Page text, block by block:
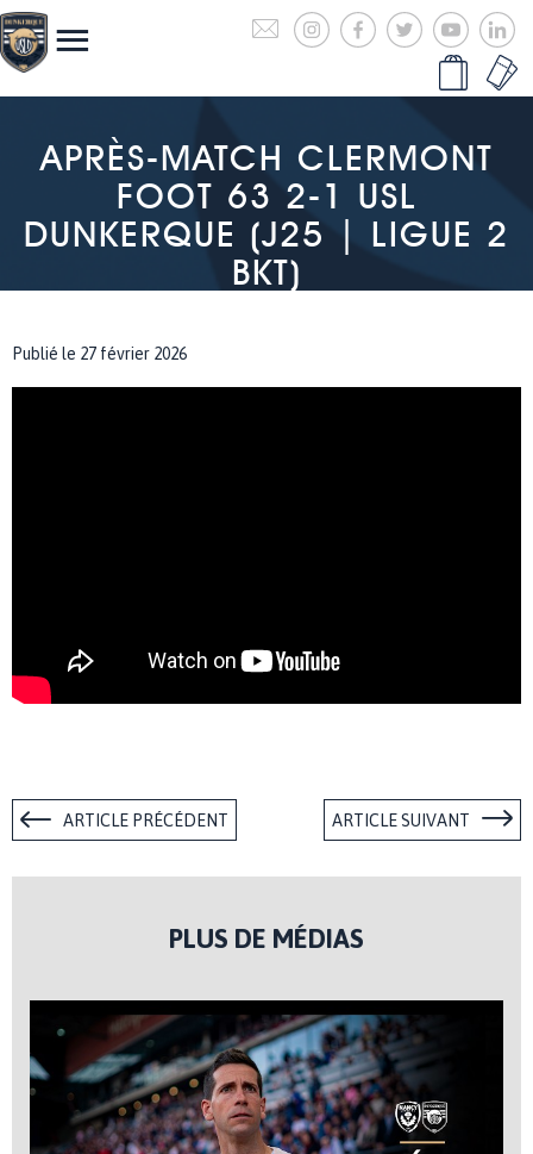
APRÈS-MATCH CLERMONT
FOOT 63 2-1 USL
DUNKERQUE (J25 | LIGUE 2
BKT)
Publié le 27 février 2026
ARTICLE PRÉCÉDENT ARTICLE SUIVANT
PLUS DE MÉDIAS